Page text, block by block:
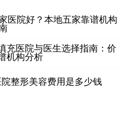
医院好？本地五家靠谱机构
充医院与医生选择指南：价
机构分析
整形美容费用是多少钱